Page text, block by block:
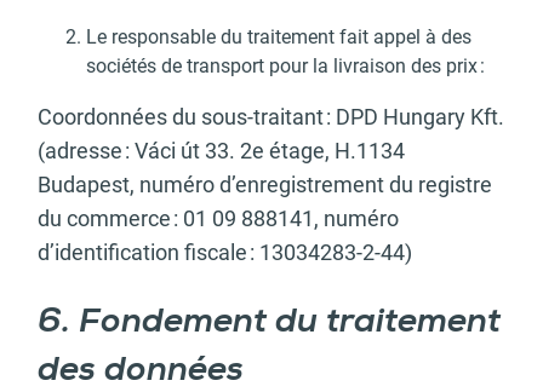
Le responsable du traitement fait appel à des
sociétés de transport pour la livraison des prix :
Coordonnées du sous-traitant : DPD Hungary Kft.
(adresse : Váci út 33. 2e étage, H.1134
Budapest, numéro d’enregistrement du registre
du commerce : 01 09 888141, numéro
d’identification fiscale : 13034283-2-44)
6. Fondement du traitement
des données